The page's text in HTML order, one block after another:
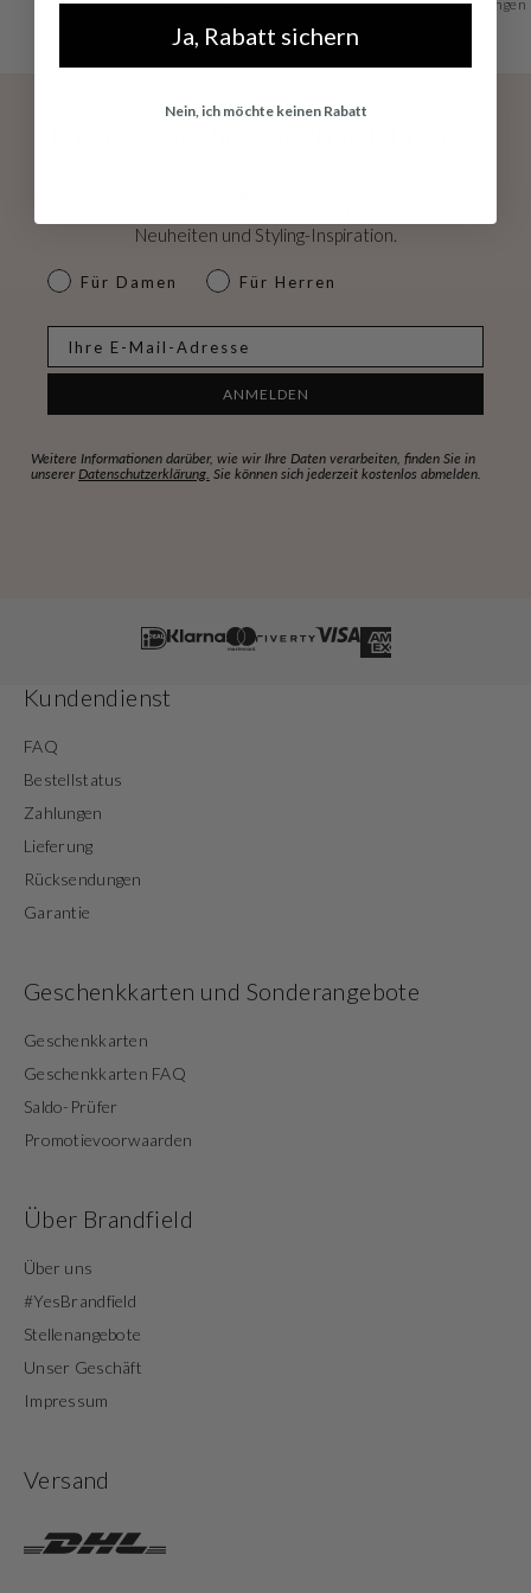
Sie, wie Sie möchten!
Bewertungen
Neuheiten und Styling-Inspiration.
dames & heren
Für Damen Für Herren
ANMELDEN
Weitere Informationen darüber, wie wir Ihre Daten verarbeiten, finden Sie in
unserer Datenschutzerklärung. Sie können sich jederzeit kostenlos abmelden.
Kundendienst
FAQ
Bestellstatus
Zahlungen
Lieferung
Rücksendungen
Garantie
Geschenkkarten und Sonderangebote
Geschenkkarten
Geschenkkarten FAQ
Saldo-Prüfer
Promotievoorwaarden
Über Brandfield
Über uns
#YesBrandfield
Stellenangebote
Unser Geschäft
Impressum
Versand
Ja, Rabatt sichern
Nein, ich möchte keinen Rabatt